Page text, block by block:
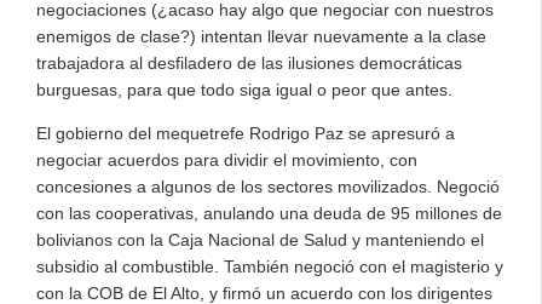
negociaciones (¿acaso hay algo que negociar con nuestros
enemigos de clase?) intentan llevar nuevamente a la clase
trabajadora al desfiladero de las ilusiones democráticas
burguesas, para que todo siga igual o peor que antes.
El gobierno del mequetrefe Rodrigo Paz se apresuró a
negociar acuerdos para dividir el movimiento, con
concesiones a algunos de los sectores movilizados. Negoció
con las cooperativas, anulando una deuda de 95 millones de
bolivianos con la Caja Nacional de Salud y manteniendo el
subsidio al combustible. También negoció con el magisterio y
con la COB de El Alto, y firmó un acuerdo con los dirigentes